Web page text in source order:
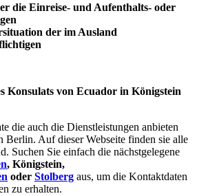
die Einreise- und Aufenthalts- oder
der im Ausland
Konsulats von Ecuador in Königstein
die auch die Dienstleistungen anbieten
Berlin. Auf dieser Webseite finden sie alle
Suchen Sie einfach die nächstgelegene
, Königstein,
oder Stolberg aus, um die Kontaktdaten
zu erhalten.